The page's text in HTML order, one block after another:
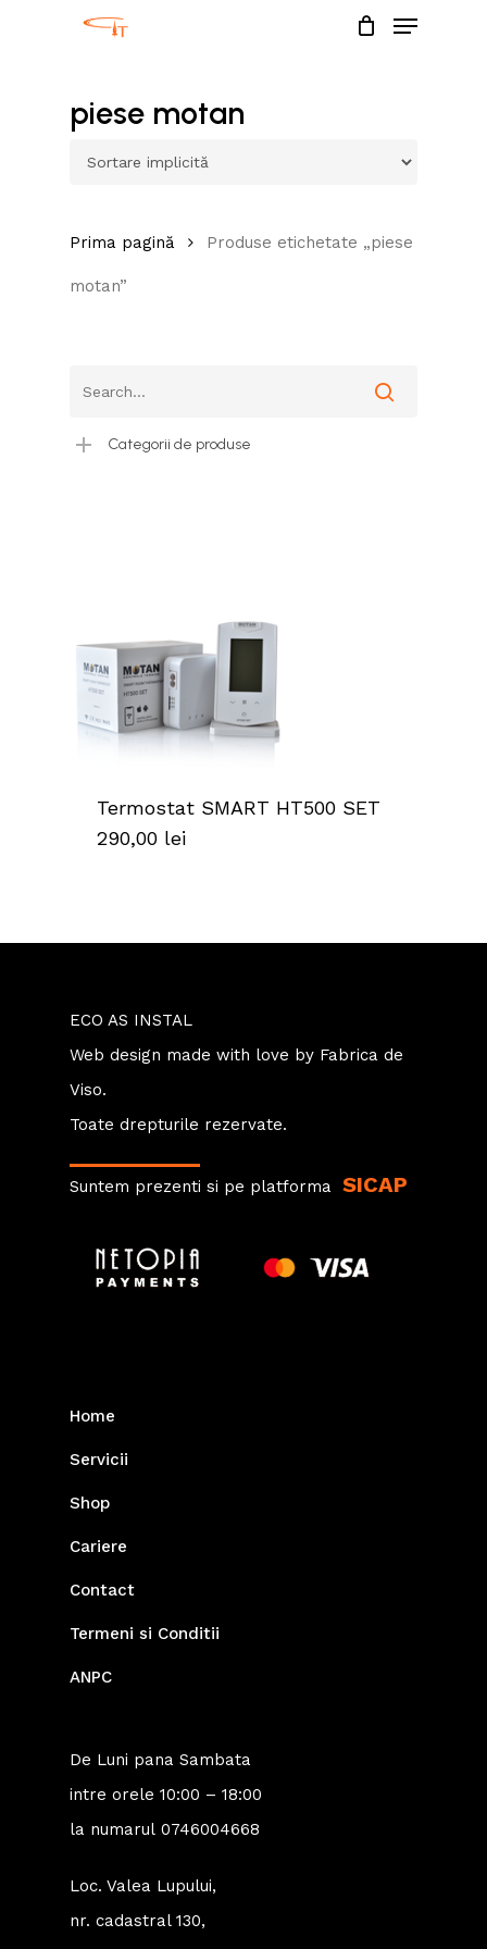
Menu
piese motan
Prima pagină Produse etichetate „piese
motan”
Categorii de produse
Termostat SMART HT500 SET
290,00 lei
ECO AS INSTAL
Web design made with love by Fabrica de
Viso.
Toate drepturile rezervate.
Suntem prezenti si pe platforma SICAP
Home
Servicii
Shop
Cariere
Contact
Termeni si Conditii
ANPC
De Luni pana Sambata
intre orele 10:00 – 18:00
la numarul 0746004668
Loc. Valea Lupului,
nr. cadastral 130,